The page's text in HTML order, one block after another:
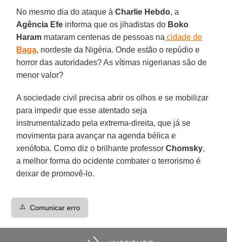
No mesmo dia do ataque àCharlie Hebdo, a
Agência Efe informa que os jihadistas do Boko
Haram mataram centenas de pessoas na cidade de
Baga, nordeste da Nigéria. Onde estão o repúdio e
horror das autoridades? As vítimas nigerianas são de
menor valor?
A sociedade civil precisa abrir os olhos e se mobilizar
para impedir que esse atentado seja
instrumentalizado pela extrema-direita, que já se
movimenta para avançar na agenda bélica e
xenófoba. Como diz o brilhante professorChomsky,
a melhor forma do ocidente combater o terrorismo é
deixar de promovê-lo.
⚠️ Comunicar erro